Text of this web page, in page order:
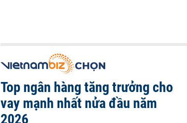
Top ngân hàng tăng trưởng cho
vay mạnh nhất nửa đầu năm
2026